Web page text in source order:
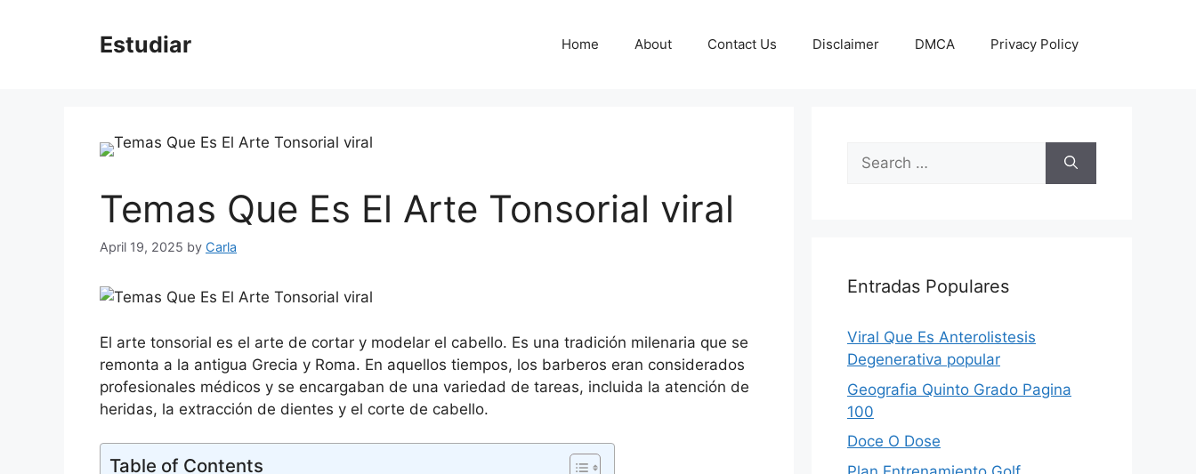
Estudiar Home About Contact Us Disclaimer DMCA Privacy Policy
Temas Que Es El Arte Tonsorial viral
April 19, 2025 by Carla
El arte tonsorial es el arte de cortar y modelar el cabello. Es una tradición milenaria que se
remonta a la antigua Grecia y Roma. En aquellos tiempos, los barberos eran considerados
profesionales médicos y se encargaban de una variedad de tareas, incluida la atención de
heridas, la extracción de dientes y el corte de cabello.
Table of Contents
Search
for:
Entradas Populares
Viral Que Es Anterolistesis
Degenerativa popular
Geografia Quinto Grado Pagina
100
Doce O Dose